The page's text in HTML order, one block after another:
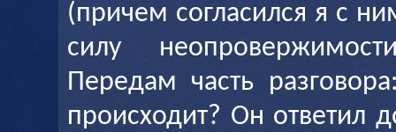
(причем согласился я с
силу
Передам часть
происходит? Он ответил